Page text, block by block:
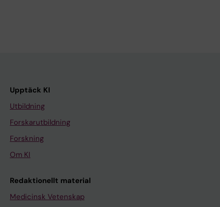
Upptäck KI
Utbildning
Forskarutbildning
Forskning
Om KI
Redaktionellt material
Medicinsk Vetenskap